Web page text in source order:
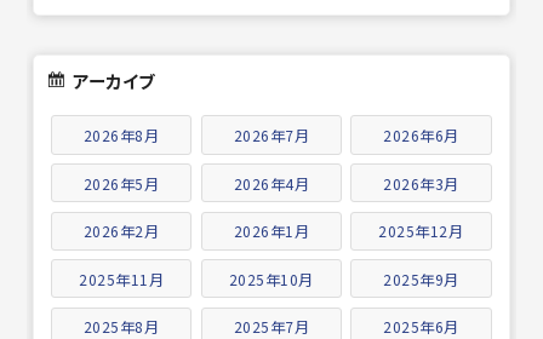
アーカイブ
2026年8月 2026年7月 2026年6月
2026年5月 2026年4月 2026年3月
2026年2月 2026年1月 2025年12月
2025年11月 2025年10月 2025年9月
2025年8月 2025年7月 2025年6月